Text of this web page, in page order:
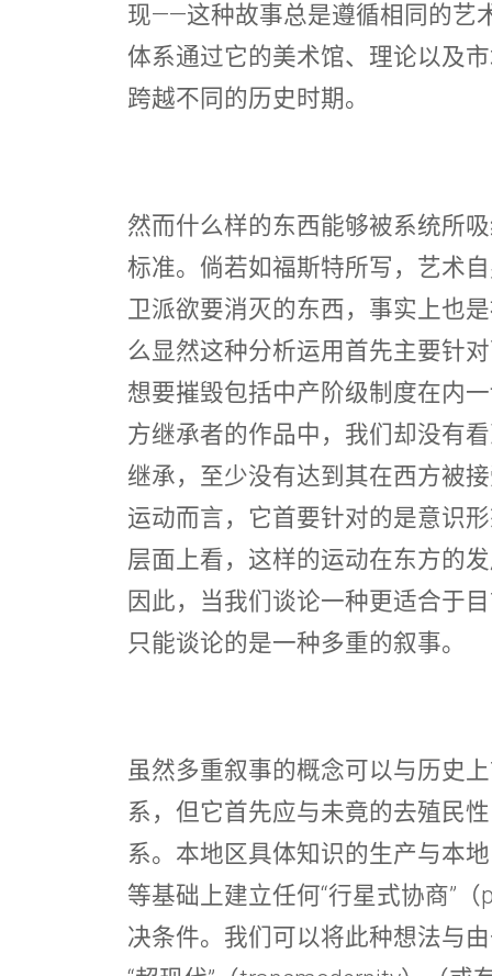
现——这种故事总是遵循相同的艺
体系通过它的美术馆、理论以及
跨越不同的历史时期。
然而什么样的东西能够被系统所
标准。倘若如福斯特所写，艺术
卫派欲要消灭的东西，事实上也
么显然这种分析运用首先主要针
想要摧毁包括中产阶级制度在内
方继承者的作品中，我们却没有
继承，至少没有达到其在西方被
运动而言，它首要针对的是意识
层面上看，这样的运动在东方的
因此，当我们谈论一种更适合于
只能谈论的是一种多重的叙事。
虽然多重叙事的概念可以与历史
系，但它首先应与未竟的去殖民
系。本地区具体知识的生产与本
等基础上建立任何“行星式协商”
决条件。我们可以将此种想法与